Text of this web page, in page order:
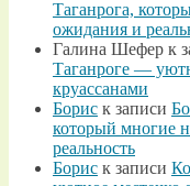
Таганрога,
ожидания и
Галина Шефер к
Таганроге —
круассанами
Борис к записи
который многие
реальность
Борис к записи